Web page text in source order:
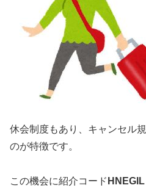
休会制度もあり、キャンセル
のが特徴です。
この機会に紹介コード HNEGIL